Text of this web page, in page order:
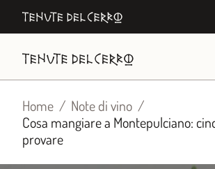
Home
Note di vino
Cosa mangiare a Montepulciano:
provare